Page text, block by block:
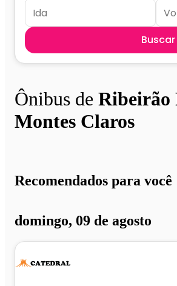
Buscar
Ônibus de Ribeirão
Montes Claros
Recomendados para você
domingo, 09 de agosto